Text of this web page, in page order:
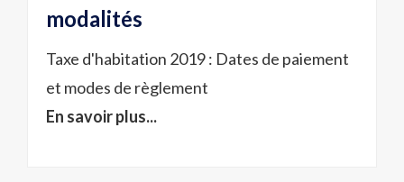
modalités
Taxe d'habitation 2019 : Dates de paiement
et modes de règlement
En savoir plus...